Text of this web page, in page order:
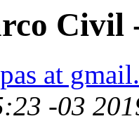
Civil
at
-03